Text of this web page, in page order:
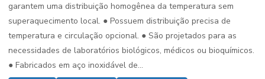
garantem uma distribuição homogênea da temperatura sem
superaquecimento local. ● Possuem distribuição precisa de
temperatura e circulação opcional. ● São projetados para as
necessidades de laboratórios biológicos, médicos ou bioquímicos.
● Fabricados em aço inoxidável de...